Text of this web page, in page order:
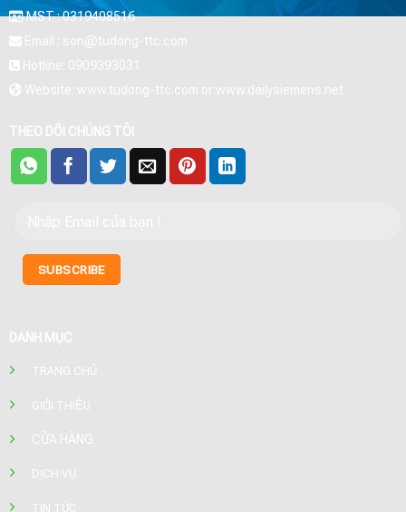
MST : 0319408516
Email : son@tudong-ttc.com
Hotline: 0909393031
Website: www.tudong-ttc.com or www.dailysiemens.net
THEO DÕI CHÚNG TÔI
DANH MỤC
TRANG CHỦ
GIỚI THIỆU
CỬA HÀNG
DỊCH VỤ
TIN TỨC